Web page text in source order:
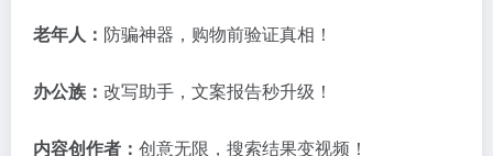
老年人： 防骗神器，购物前验证真相！
办公族： 改写助手，文案报告秒升级！
内容创作者： 创意无限，搜索结果变视频！